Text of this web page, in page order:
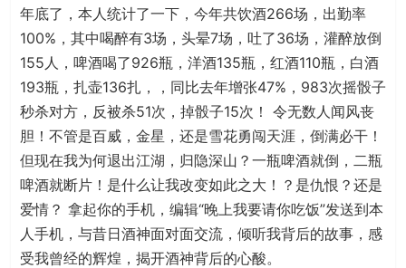
年底了，本人统计了一下，今年共饮酒266场，出勤率
100%，其中喝醉有3场，头晕7场，吐了36场，灌醉放倒
155人，啤酒喝了926瓶，洋酒135瓶，红酒110瓶，白酒
193瓶，扎壶136扎，，同比去年增张47%，983次摇骰子
秒杀对方，反被杀51次，掉骰子15次！ 令无数人闻风丧
胆！不管是百威，金星，还是雪花勇闯天涯，倒满必干！
但现在我为何退出江湖，归隐深山？一瓶啤酒就倒，二瓶
啤酒就断片！是什么让我改变如此之大！？是仇恨？还是
爱情？ 拿起你的手机，编辑“晚上我要请你吃饭”发送到本
人手机，与昔日酒神面对面交流，倾听我背后的故事，感
受我曾经的辉煌，揭开酒神背后的心酸。